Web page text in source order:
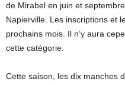
de Mirabel en juin et
Napierville. Les inscriptions et
prochains mois. Il n’y aura
cette catégorie.
Cette saison, les dix manches